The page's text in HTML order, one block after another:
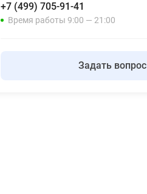
+7 (499) 705-91-41
Время работы 9:00 — 21:00
Задать вопрос